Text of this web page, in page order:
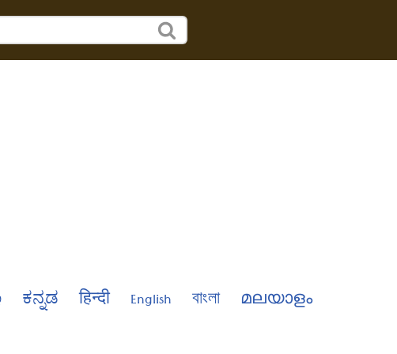
ಕನ್ನಡ हिन्दी English বাংলা മലയാളം